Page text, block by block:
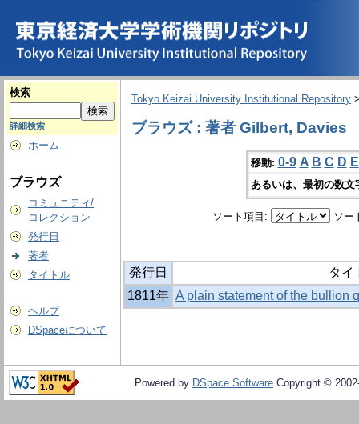
検索
詳細検索
ホーム
ブラウズ
コミュニティ/
コレクション
発行日
著者
タイトル
ヘルプ
DSpaceについて
Tokyo Keizai University Institutional Repository
ブラウズ : 著者 Gilbert, Davies
移動: 0-9 A B C D E
あるいは、最初の数
ソート項目: ソー
発行日
タイ
1811年 A plain statement of the bullion
Powered by DSpace Software Copyright ©